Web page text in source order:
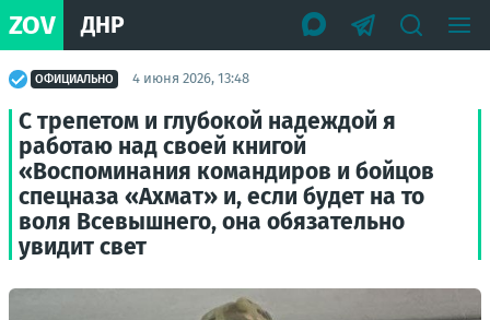
ZOV ДНР
ОФИЦИАЛЬНО 4 июня 2026, 13:48
С трепетом и глубокой надеждой я
работаю над своей книгой
«Воспоминания командиров и бойцов
спецназа «Ахмат» и, если будет на то
воля Всевышнего, она обязательно
увидит свет